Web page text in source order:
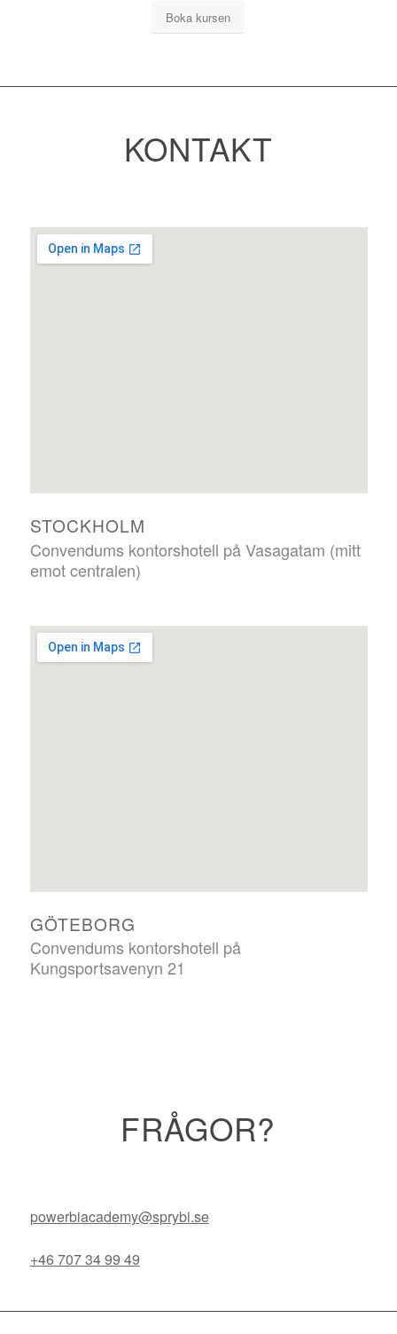
Boka kursen
KONTAKT
STOCKHOLM
Convendums kontorshotell på Vasagatam (mitt
emot centralen)
GÖTEBORG
Convendums kontorshotell på
Kungsportsavenyn 21
FRÅGOR?
powerbiacademy@sprybi.se
+46 707 34 99 49